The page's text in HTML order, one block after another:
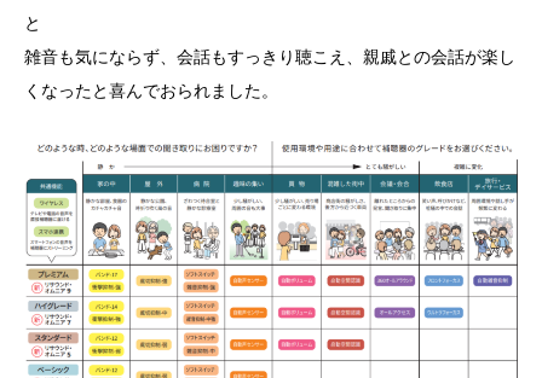
と
雑音も気にならず、会話もすっきり聴こえ、親戚との会話が楽し
くなったと喜んでおられました。